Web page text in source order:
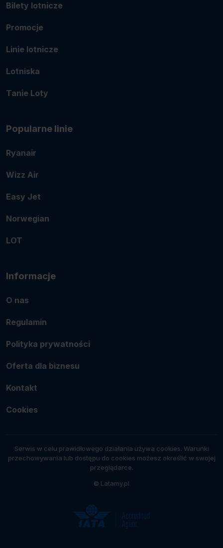
Bilety lotnicze
Promocje
Linie lotnicze
Lotniska
Tanie Loty
Popularne linie
Ryanair
Wizz Air
Easy Jet
Norwegian
LOT
Informacje
O nas
Regulamin
Polityka prywatności
Oferta dla biznesu
Kontakt
Cookies
Serwis w celu prawidłowego działania używa cookies. Warunki
przechowywania lub dostępu do cookies możesz określić w swojej
przeglądarce.
© Latamy.pl